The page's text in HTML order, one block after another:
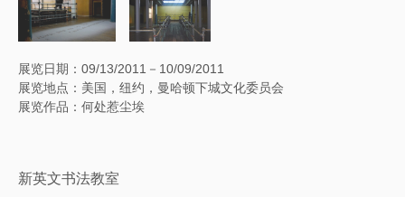
展览日期：09/13/2011－10/09/2011
展览地点：美国，纽约，曼哈顿下城文化委员会
展览作品：何处惹尘埃
新英文书法教室